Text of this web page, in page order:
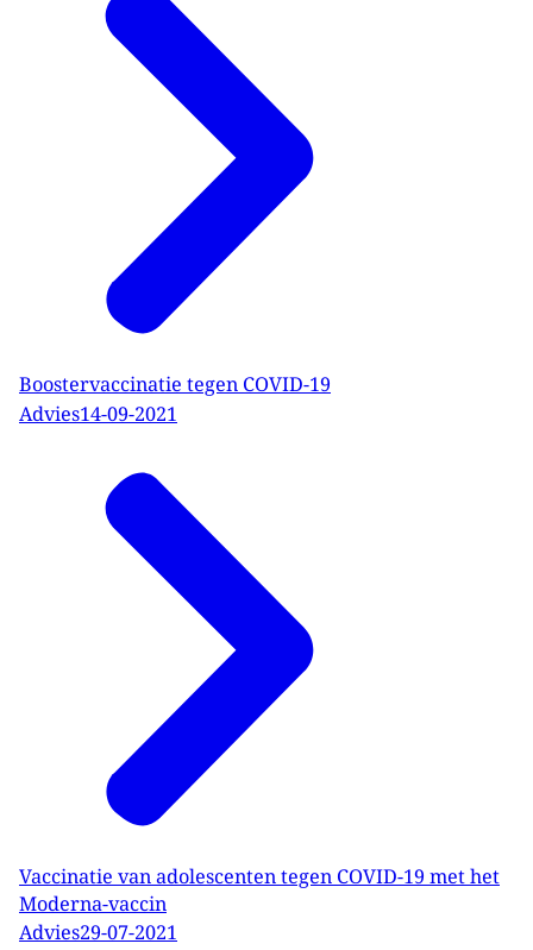
Boostervaccinatie tegen COVID-19
Advies14-09-2021
Vaccinatie van adolescenten tegen COVID-19 met het
Moderna-vaccin
Advies29-07-2021